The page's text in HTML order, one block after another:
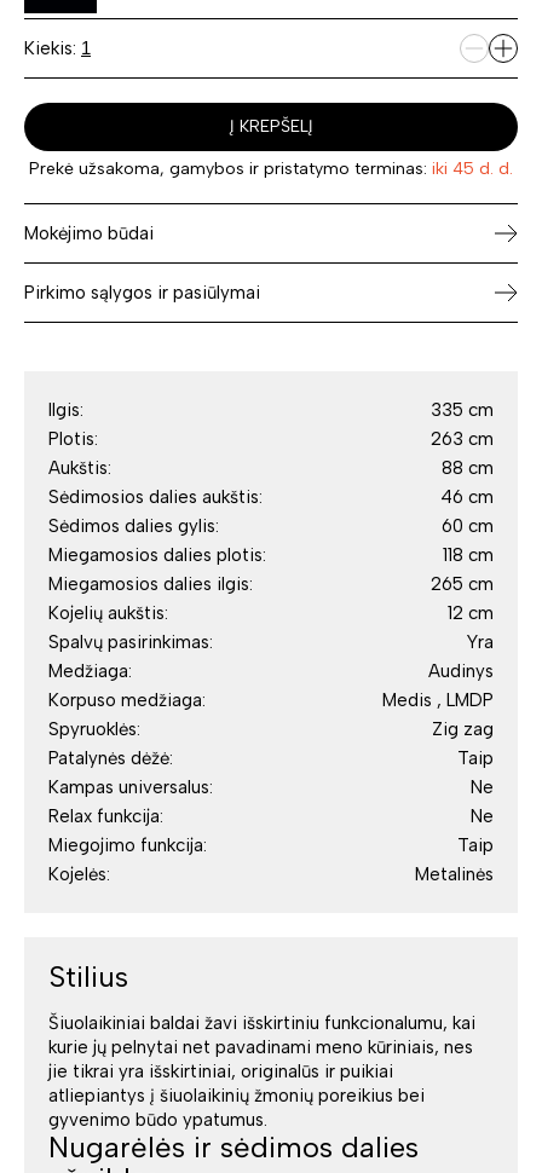
Kiekis:
Į KREPŠELĮ
Prekė užsakoma, gamybos ir pristatymo terminas: iki 45 d. d.
Mokėjimo būdai
Pirkimo sąlygos ir pasiūlymai
Ilgis:
335 cm
Plotis:
263 cm
Aukštis:
88 cm
Sėdimosios dalies aukštis:
46 cm
Sėdimos dalies gylis:
60 cm
Miegamosios dalies plotis:
118 cm
Miegamosios dalies ilgis:
265 cm
Kojelių aukštis:
12 cm
Spalvų pasirinkimas:
Yra
Medžiaga:
Audinys
Korpuso medžiaga:
Medis , LMDP
Spyruoklės:
Zig zag
Patalynės dėžė:
Taip
Kampas universalus:
Ne
Relax funkcija:
Ne
Miegojimo funkcija:
Taip
Kojelės:
Metalinės
Stilius
Šiuolaikiniai baldai žavi išskirtiniu funkcionalumu, kai
kurie jų pelnytai net pavadinami meno kūriniais, nes
jie tikrai yra išskirtiniai, originalūs ir puikiai
atliepiantys į šiuolaikinių žmonių poreikius bei
gyvenimo būdo ypatumus.
Nugarėlės ir sėdimos dalies